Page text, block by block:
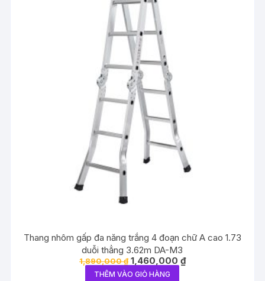
Thang nhôm gấp đa năng trắng 4 đoạn chữ A cao 1.73
duỗi thẳng 3.62m DA-M3
1,890,000₫ Giá
gốc
là:
1,460,000 ₫Giá
hiện
THÊM VÀO GIỎ HÀNG